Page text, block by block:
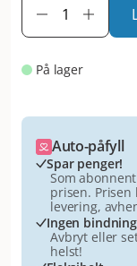
På lager
Auto-påfyll
Spar penger!
Som
prisen.
levering,
Ingen
Avbryt eller
helst!